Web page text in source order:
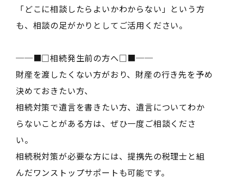
「どこに相談したらよいかわからない」という方
も、相談の足がかりとしてご活用ください。
──■□相続発生前の方へ□■──
財産を渡したくない方がおり、財産の行き先を予め
決めておきたい方、
相続対策で遺言を書きたい方、遺言についてわか
らないことがある方は、ぜひ一度ご相談くださ
い。
相続税対策が必要な方には、提携先の税理士と組
んだワンストップサポートも可能です。